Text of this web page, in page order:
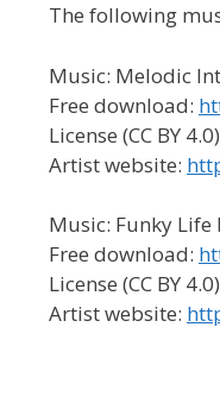
The following
Music: Melodic
Free download:
License (CC BY
Artist website:
Music: Funky
Free download:
License (CC BY
Artist website: